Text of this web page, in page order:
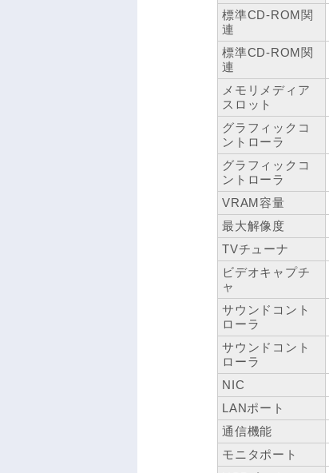
標準CD-ROM関
連
標準CD-ROM関
連
メモリメディア
スロット
グラフィックコ
ントローラ
グラフィックコ
ントローラ
VRAM容量
最大解像度
TVチューナ
ビデオキャプチ
ャ
サウンドコント
ローラ
サウンドコント
ローラ
NIC
LANポート
通信機能
モニタポート